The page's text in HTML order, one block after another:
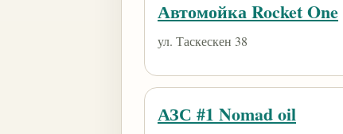
Автомойка Rocket One
ул. Таскескен 38
АЗС #1 Nomad oil